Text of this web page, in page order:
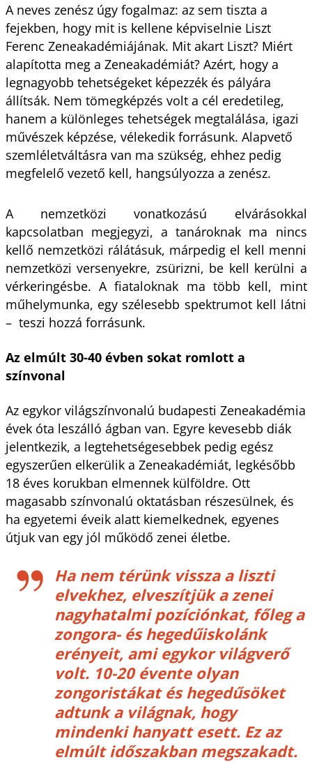
A neves zenész úgy fogalmaz: az sem tiszta a
fejekben, hogy mit is kellene képviselnie Liszt
Ferenc Zeneakadémiájának. Mit akart Liszt? Miért
alapította meg a Zeneakadémiát? Azért, hogy a
legnagyobb tehetségeket képezzék és pályára
állítsák. Nem tömegképzés volt a cél eredetileg,
hanem a különleges tehetségek megtalálása, igazi
művészek képzése, vélekedik forrásunk. Alapvető
szemléletváltásra van ma szükség, ehhez pedig
megfelelő vezető kell, hangsúlyozza a zenész.
A nemzetközi vonatkozású elvárásokkal
kapcsolatban megjegyzi, a tanároknak ma nincs
kellő nemzetközi rálátásuk, márpedig el kell menni
nemzetközi versenyekre, zsürizni, be kell kerülni a
vérkeringésbe. A fiataloknak ma több kell, mint
műhelymunka, egy szélesebb spektrumot kell látni
– teszi hozzá forrásunk.
Az elmúlt 30-40 évben sokat romlott a
színvonal
Az egykor világszínvonalú budapesti Zeneakadémia
évek óta leszálló ágban van. Egyre kevesebb diák
jelentkezik, a legtehetségesebbek pedig egész
egyszerűen elkerülik a Zeneakadémiát, legkésőbb
18 éves korukban elmennek külföldre. Ott
magasabb színvonalú oktatásban részesülnek, és
ha egyetemi éveik alatt kiemelkednek, egyenes
útjuk van egy jól működő zenei életbe.
Ha nem térünk vissza a liszti
elvekhez, elveszítjük a zenei
nagyhatalmi pozíciónkat, főleg a
zongora- és hegedűiskolánk
erényeit, ami egykor világverő
volt. 10-20 évente olyan
zongoristákat és hegedűsöket
adtunk a világnak, hogy
mindenki hanyatt esett. Ez az
elmúlt időszakban megszakadt.